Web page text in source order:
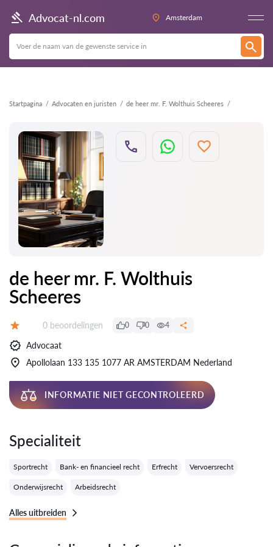
Advocat-nl.com Amsterdam
Startpagina Advocaten en juristen de heer mr. F. Wolthuis Scheeres
Terug
de heer mr. F. Wolthuis
Scheeres
Getuigenissen:
0 beoordelingen 0 0 4
Advocaat
Apollolaan 133 135 1077 AR AMSTERDAM Nederland
INFORMATIE NIET GECONTROLEERD
Specialiteit
Sportrecht Bank- en financieel recht Erfrecht Vervoersrecht
Onderwijsrecht Arbeidsrecht
Alles uitbreiden